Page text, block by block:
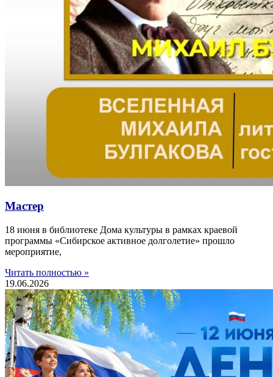
Мастер
18 июня в библиотеке Дома культуры в рамках краевой
программы «Сибирское активное долголетие» прошло
мероприятие,
Читать полностью »
19.06.2026